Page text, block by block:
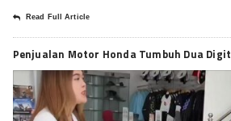
Read Full Article
Penjualan Motor Honda Tumbuh Dua Digit